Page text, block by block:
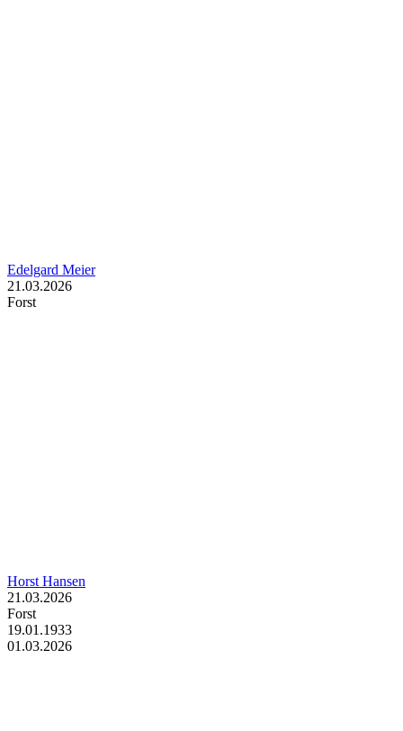
Edelgard Meier
21.03.2026
Forst
Horst Hansen
21.03.2026
Forst
19.01.1933
01.03.2026